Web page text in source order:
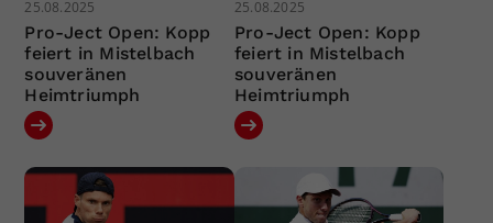
25.08.2025
Pro-Ject Open: Kopp
feiert in Mistelbach
souveränen
Heimtriumph
25.08.2025
Pro-Ject Open: Kopp
feiert in Mistelbach
souveränen
Heimtriumph